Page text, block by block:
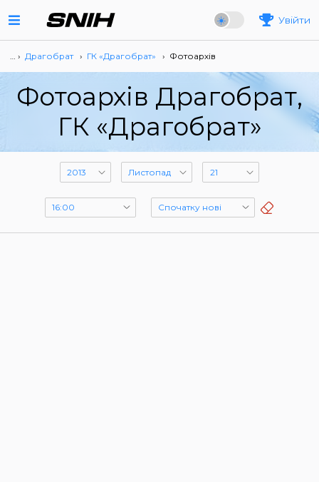
Увійти
… › Драгобрат › ГК «Драгобрат» › Фотоархів
Фотоархів Драгобрат,
ГК «Драгобрат»